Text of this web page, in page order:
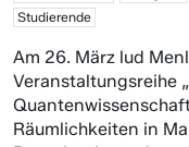
Studierende
Am 26. März lud
Veranstaltungsreihe
Räumlichkeiten in